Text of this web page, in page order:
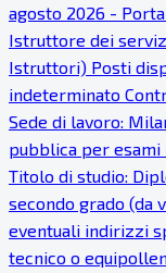
agosto 2026 -
Istruttore dei
Istruttori) Posti
indeterminato
Sede di lavoro:
pubblica per esami
Titolo di studio:
secondo grado (da
eventuali indirizzi
tecnico o